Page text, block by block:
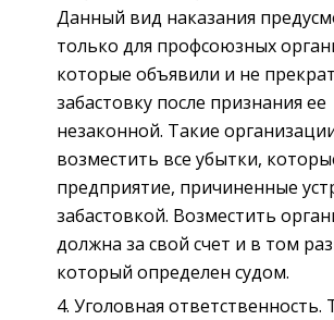
Данный вид наказания
только для профсоюзных
которые объявили и не
забастовку после признания ее
незаконной. Такие
возместить все убытки,
предприятие, причиненные
забастовкой. Возместить
должна за свой счет и в том
который определен судом.
Уголовная ответственность.